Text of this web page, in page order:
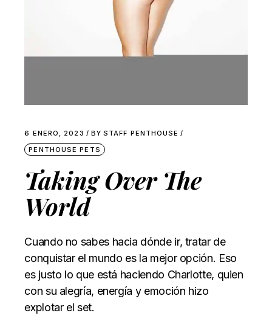
6 ENERO, 2023 BY STAFF PENTHOUSE
PENTHOUSE PETS
Taking Over The
World
Cuando no sabes hacia dónde ir, tratar de
conquistar el mundo es la mejor opción. Eso
es justo lo que está haciendo Charlotte, quien
con su alegría, energía y emoción hizo
explotar el set.